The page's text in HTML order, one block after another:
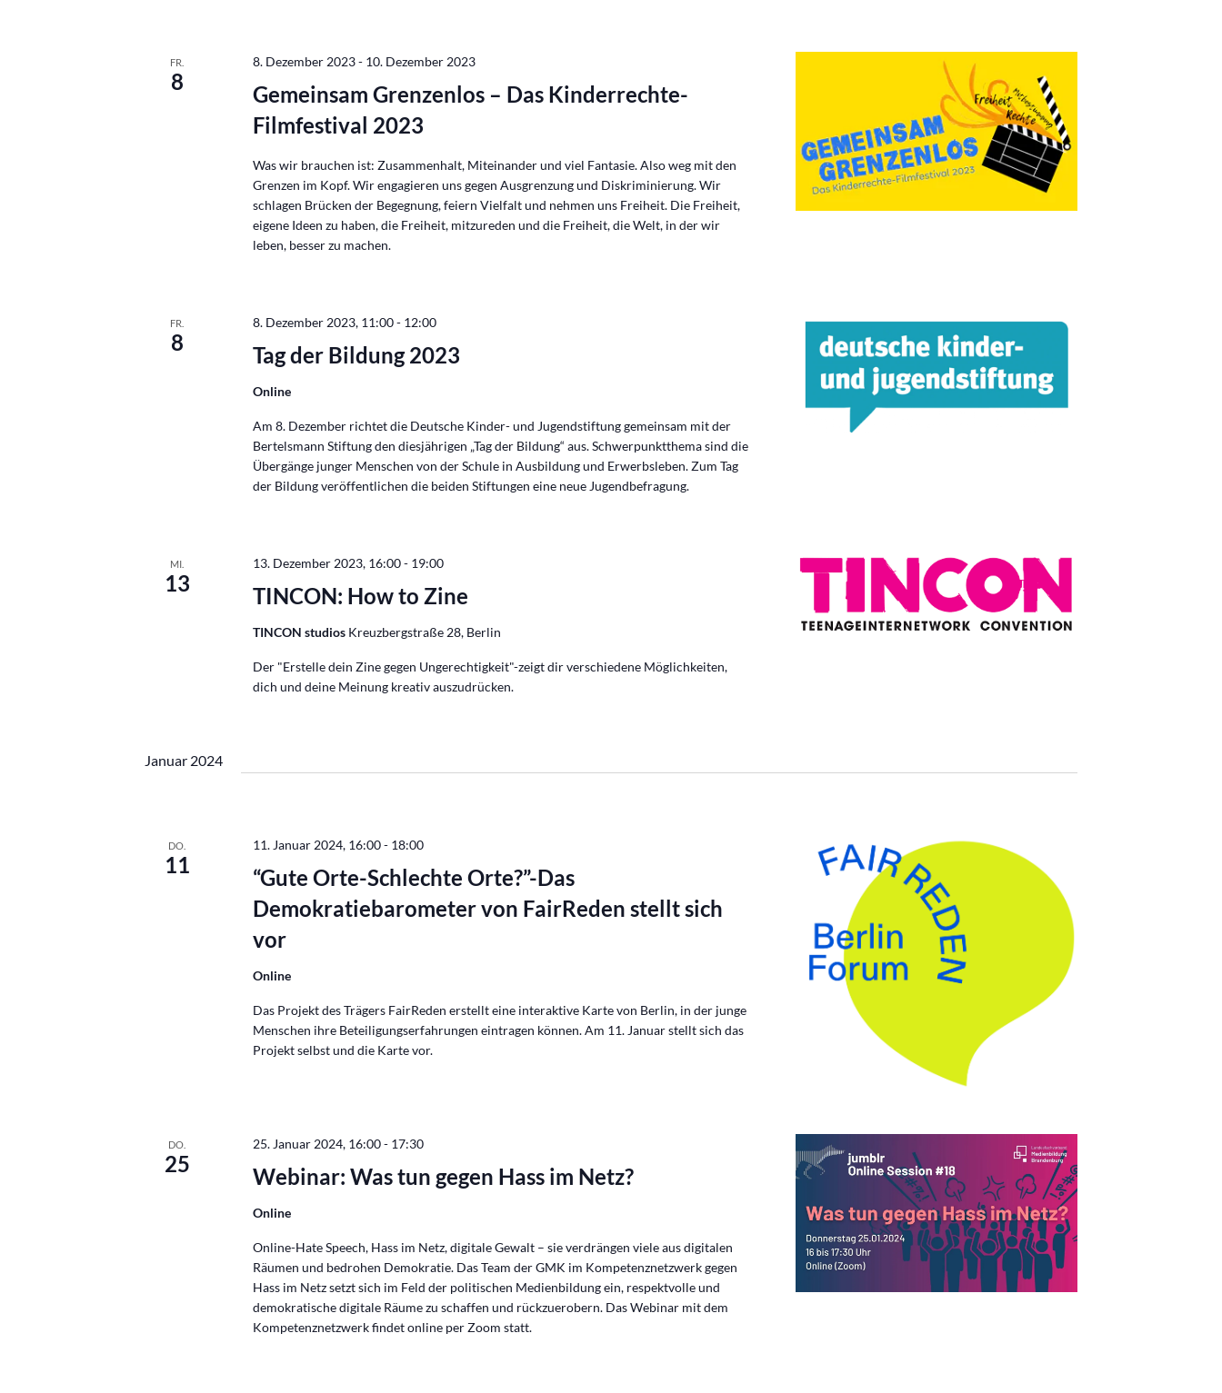
FR.
8
Gemeinsam Grenzenlos – Das Kinderrechte-
Filmfestival 2023
8. Dezember 2023- 10. Dezember 2023
Was wir brauchen ist: Zusammenhalt, Miteinander und viel Fantasie. Also weg mit den
Grenzen im Kopf. Wir engagieren uns gegen Ausgrenzung und Diskriminierung. Wir
schlagen Brücken der Begegnung, feiern Vielfalt und nehmen uns Freiheit. Die Freiheit,
eigene Ideen zu haben, die Freiheit, mitzureden und die Freiheit, die Welt, in der wir
leben, besser zu machen.
FR.
8 Tag der Bildung 2023
8. Dezember 2023, 11:00- 12:00
Online
Am 8. Dezember richtet die Deutsche Kinder- und Jugendstiftung gemeinsam mit der
Bertelsmann Stiftung den diesjährigen „Tag der Bildung“ aus. Schwerpunktthema sind die
Übergänge junger Menschen von der Schule in Ausbildung und Erwerbsleben. Zum Tag
der Bildung veröffentlichen die beiden Stiftungen eine neue Jugendbefragung.
MI.
13 TINCON: How to Zine
13. Dezember 2023, 16:00- 19:00
TINCON studios Kreuzbergstraße 28, Berlin
Der "Erstelle dein Zine gegen Ungerechtigkeit"-zeigt dir verschiedene Möglichkeiten,
dich und deine Meinung kreativ auszudrücken.
Januar 2024
DO.
11
“Gute Orte-Schlechte Orte?”-Das
Demokratiebarometer von FairReden stellt sich
vor
11. Januar 2024, 16:00- 18:00
Online
Das Projekt des Trägers FairReden erstellt eine interaktive Karte von Berlin, in der junge
Menschen ihre Beteiligungserfahrungen eintragen können. Am 11. Januar stellt sich das
Projekt selbst und die Karte vor.
DO.
25 Webinar: Was tun gegen Hass im Netz?
25. Januar 2024, 16:00- 17:30
Online
Online-Hate Speech, Hass im Netz, digitale Gewalt – sie verdrängen viele aus digitalen
Räumen und bedrohen Demokratie. Das Team der GMK im Kompetenznetzwerk gegen
Hass im Netz setzt sich im Feld der politischen Medienbildung ein, respektvolle und
demokratische digitale Räume zu schaffen und rückzuerobern. Das Webinar mit dem
Kompetenznetzwerk findet online per Zoom statt.